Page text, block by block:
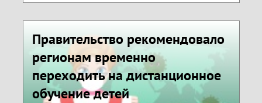
Правительство рекомендовало
регионам временно
переходить на дистанционное
обучение детей